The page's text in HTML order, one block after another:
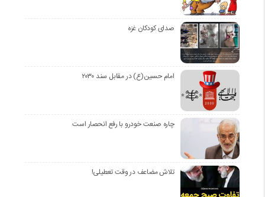
صدای کودکان غزه
امام حسین(ع) در مقابل سند ۲۰۳۰
چاره صنعت خودرو با رفع انحصار است
تلاش مضاعف در وقت تعطیلی!